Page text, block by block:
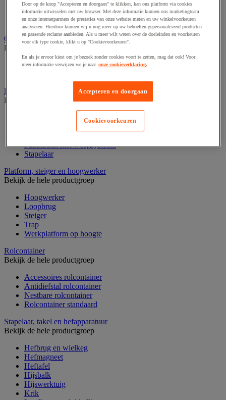
Laboratoriumkast
Laboratoriumladekast
Laboratoriumtafel
Opstapkruk, trap en ladder
Bekijk de hele productgroep
Ladder
Palletwagen
Bekijk de hele productgroep
Elektrische pallettruck
Pallettruck met weegsysteem
Stapelaar
Platform, steiger en hoogwerker
Bekijk de hele productgroep
Hoogwerker
Loopbrug
Steiger
Trap
Werkplatform op hoogte
Rolcontainer
Bekijk de hele productgroep
Accessoires rolcontainer
Antidiefstal rolcontainer
Nestbare rolcontainer
Rolcontainer standaard
Stapelaar, takel en hefapparatuur
Bekijk de hele productgroep
Hefbrug en wielkeg
Hefmagneet
Heftafel
Hijsbalk
Hijswerktuig
Krik
Door op de knop "Accepteren en doorgaan" te klikken, kan ons platform via cookies
informatie uitwisselen met uw browser. Met deze informatie kunnen ons marketingteam
en onze internetpartners de prestaties van onze website meten en uw winkelvoorkeuren
analyseren. Hierdoor kunnen wij u nog meer op uw behoeften gepersonaliseerd producten
en passende reclame aanbieden. Als u meer wilt weten over de doeleinden en voorkeuren
voor elk type cookie, klikt u op "Cookievoorkeuren".
En als je ervoor kiest om je bezoek zonder cookies voort te zetten, mag dat ook! Voor
meer informatie verwijzen we je naar onze cookieverklaring.
Accepteren en doorgaan
Cookievoorkeuren